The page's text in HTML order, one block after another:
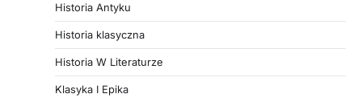
Historia Antyku
Historia klasyczna
Historia W Literaturze
Klasyka I Epika